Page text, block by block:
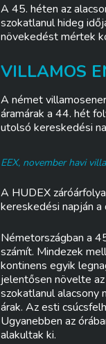
A 45. héten az
szokatlanul hideg
növekedést mértek
VILLAMOS
A német
áramárak a 44. hét
utolsó kereskedési
EEX, november havi
A HUDEX
kereskedési napján
Németországban a
számít. Mindezek
kontinens egyik
jelentősen növelte
szokatlanul alacsony
árak. Az esti
Ugyanebben az
alakultak ki.